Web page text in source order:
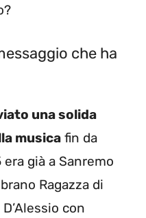
che ha
una solida
musica fin da
già a Sanremo
Ragazza di
con